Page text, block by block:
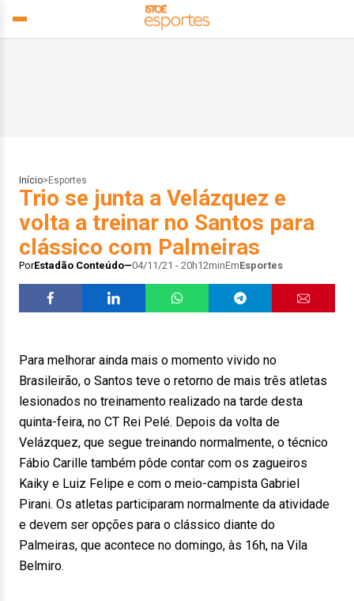
Início> Esportes
Trio se junta a Velázquez e
volta a treinar no Santos para
clássico com Palmeiras
PorEstadão Conteúdo 04/11/21 - 20h12minEmEsportes
Para melhorar ainda mais o momento vivido no
Brasileirão, o Santos teve o retorno de mais três atletas
lesionados no treinamento realizado na tarde desta
quinta-feira, no CT Rei Pelé. Depois da volta de
Velázquez, que segue treinando normalmente, o técnico
Fábio Carille também pôde contar com os zagueiros
Kaiky e Luiz Felipe e com o meio-campista Gabriel
Pirani. Os atletas participaram normalmente da atividade
e devem ser opções para o clássico diante do
Palmeiras, que acontece no domingo, às 16h, na Vila
Belmiro.